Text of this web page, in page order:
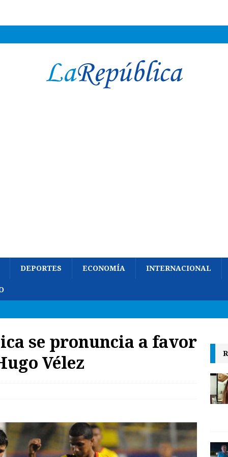
DEPORTES ECONOMÍA INTERNACIONAL
se pronuncia a favor
Vélez